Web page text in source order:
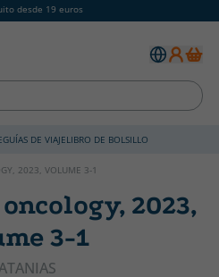
desde 19 euros
GUÍAS DE VIAJELIBRO DE BOLSILLO
2023, VOLUME 3-1
2023,
3-1